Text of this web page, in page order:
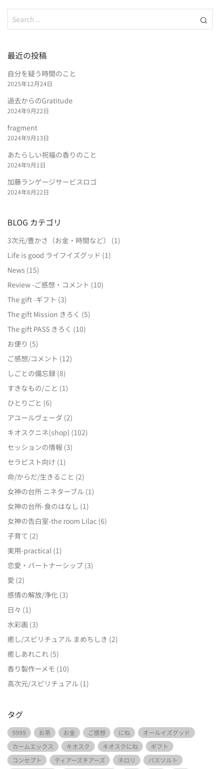
最近の投稿
自分を疑う時間のこと
2025年12月24日
過去からのGratitude
2024年9月22日
fragment
2024年9月13日
あたらしい祝福の香りのこと
2024年9月1日
加藤ランゲージサービスロゴ
2024年8月22日
BLOG カテゴリ
3次元/豊かさ（お金・時間など）
(1)
Life is good ライフイズグッド (1)
News (15)
Review -ご感想・コメント (10)
The gift -ギフト (3)
The gift Mission きろく (5)
The gift PASS きろく (10)
お便り (5)
ご感想/コメント (12)
しごとの備忘録 (8)
すきなもの/こと (1)
ひとりごと (6)
アユールヴェーダ (2)
キオスクニネ(shop) (102)
セッションの情報 (3)
セラピスト向け (1)
命/からだ/生きること (2)
女神の台所 ニネターブル (1)
女神の台所-食のはなし (1)
女神の告白室-the room Lilac (6)
子育て (2)
実用-practical (1)
恋愛・パートナーシップ (3)
愛 (2)
感情の解放/浄化 (3)
日々 (1)
水彩画 (3)
癒し/スピリチュアル まめちしき (2)
癒しあれこれ (5)
香り製作ーメモ (10)
高次元/スピリチュアル (1)
タグ
9999 お茶 お金 ご感想 にね
オールイズグッド
カームエックス
キオスク キオスクにね
ギフト
コンセプト
ティアーズチアーズ ネロリ
バスソルト